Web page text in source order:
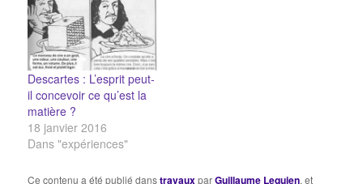
Descartes : L’esprit peut-
il concevoir ce qu’est la
matière ?
18 janvier 2016
Dans "expériences"
Ce contenu a été publié danstravauxparGuillaume Lequien, et